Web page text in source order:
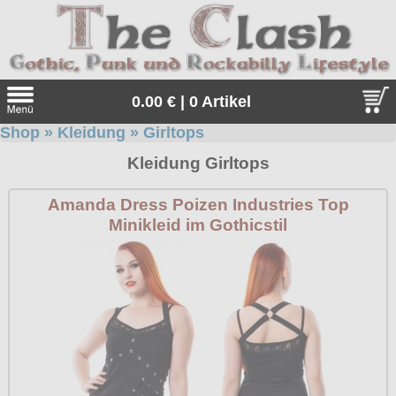
0.00 € | 0 Artikel
Angebote
Sonderangebote
Geschenketipps
Kleidung/Gothic
alle Artikel
Girlblusen
Punkrock
Shop » Kleidung » Girltops
Kleidung Girltops
Amanda Dress Poizen Industries Top
Minikleid im Gothicstil